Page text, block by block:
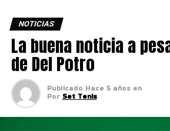
NOTICIAS
La buena noticia a
de Del Potro
Publicado Hace 5 años en
Por Set Tenis